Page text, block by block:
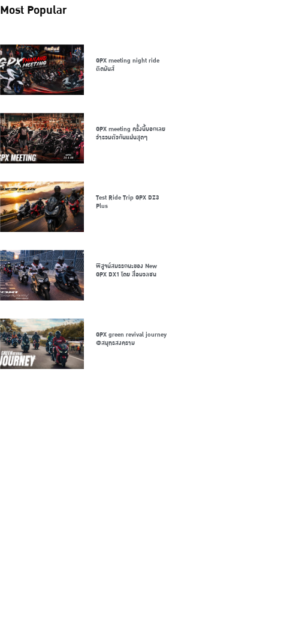
Most Popular
GPX meeting night ride
ติดมันส์
GPX meeting ครั้งนี้บอกเลย
ว่ารวมตัวกันแน่นสุดๆ
Test Ride Trip GPX DZ3
Plus
พิสูจน์สมรรถนะของ New
GPX DX1 โดย สื่อมวลชน
GPX green revival journey
@สมุทรสงคราม